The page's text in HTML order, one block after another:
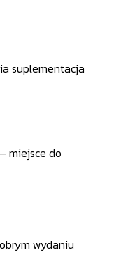
suplementacja
miejsce do
wydaniu